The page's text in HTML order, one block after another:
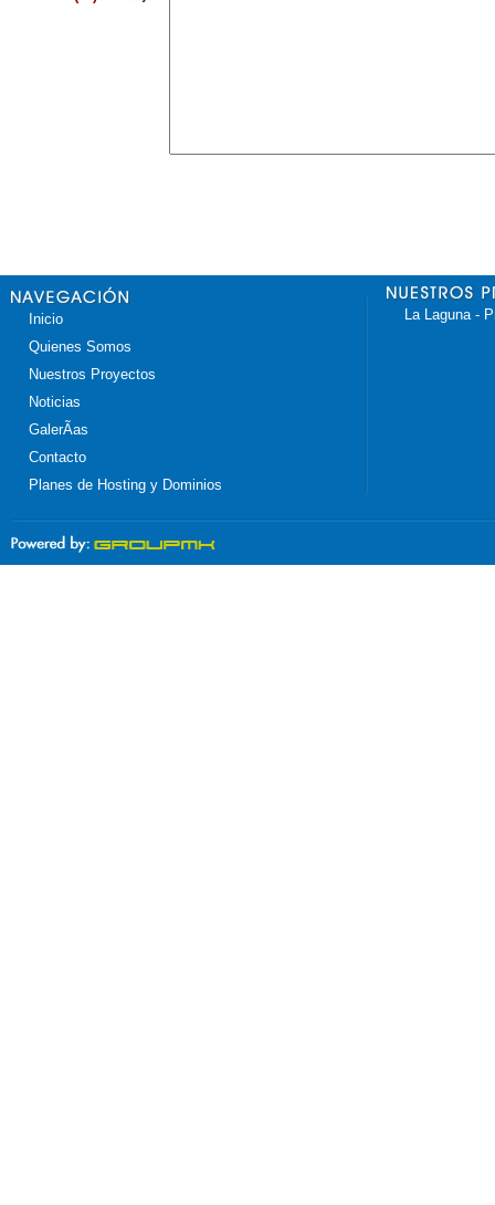
Inicio
Quienes Somos
Nuestros Proyectos
Noticias
GalerÃ­as
Contacto
Planes de Hosting y Dominios
La Laguna -